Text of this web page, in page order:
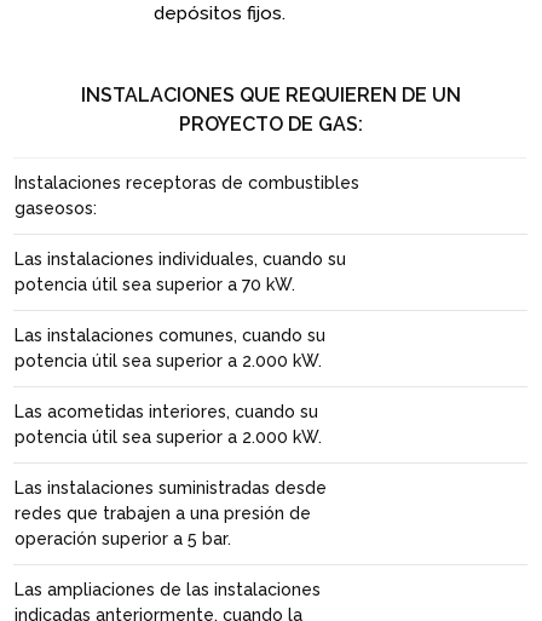
depósitos fijos.
INSTALACIONES QUE REQUIEREN DE UN
PROYECTO DE GAS:
Instalaciones receptoras de combustibles
gaseosos:
Las instalaciones individuales, cuando su
potencia útil sea superior a 70 kW.
Las instalaciones comunes, cuando su
potencia útil sea superior a 2.000 kW.
Las acometidas interiores, cuando su
potencia útil sea superior a 2.000 kW.
Las instalaciones suministradas desde
redes que trabajen a una presión de
operación superior a 5 bar.
Las ampliaciones de las instalaciones
indicadas anteriormente, cuando la